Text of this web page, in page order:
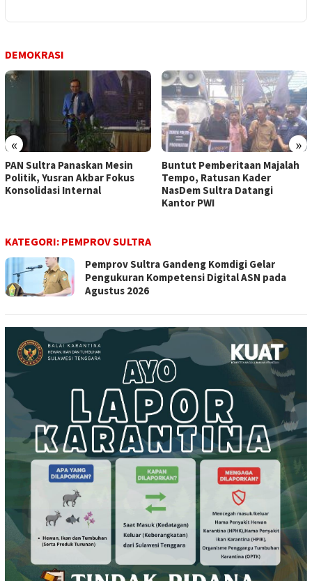
DEMOKRASI
« »
PAN Sultra Panaskan Mesin
Politik, Yusran Akbar Fokus
Konsolidasi Internal
Buntut Pemberitaan Majalah
Tempo, Ratusan Kader
NasDem Sultra Datangi
Kantor PWI
KATEGORI: PEMPROV SULTRA
Pemprov Sultra Gandeng Komdigi Gelar
Pengukuran Kompetensi Digital ASN pada
Agustus 2026